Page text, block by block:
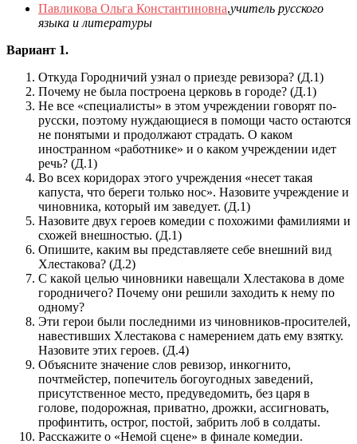
Павликова Ольга Константиновна,учитель русского
языка и литературы
Вариант 1.
Откуда Городничий узнал о приезде ревизора? (Д.1)
Почему не была построена церковь в городе? (Д.1)
Не все «специалисты» в этом учреждении говорят по-
русски, поэтому нуждающиеся в помощи часто остаются
не понятыми и продолжают страдать. О каком
иностранном «работнике» и о каком учреждении идет
речь? (Д.1)
Во всех коридорах этого учреждения «несет такая
капуста, что береги только нос». Назовите учреждение и
чиновника, который им заведует. (Д.1)
Назовите двух героев комедии с похожими фамилиями и
схожей внешностью. (Д.1)
Опишите, каким вы представляете себе внешний вид
Хлестакова? (Д.2)
С какой целью чиновники навещали Хлестакова в доме
городничего? Почему они решили заходить к нему по
одному?
Эти герои были последними из чиновников-просителей,
навестивших Хлестакова с намерением дать ему взятку.
Назовите этих героев. (Д.4)
Объясните значение слов ревизор, инкогнито,
почтмейстер, попечитель богоугодных заведений,
присутственное место, предуведомить, без царя в
голове, подорожная, приватно, дрожки, ассигновать,
профинтить, острог, постой, забрить лоб в солдаты.
Расскажите о «Немой сцене» в финале комедии.